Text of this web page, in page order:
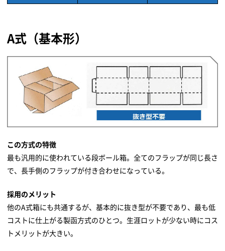
A式（基本形）
この方式の特徴
最も汎用的に使われている段ボール箱。全てのフラップが同じ長さ
で、長手側のフラップが付き合わせになっている。
採用のメリット
他のA式箱にも共通するが、基本的に抜き型が不要であり、最も低
コストに仕上がる製函方式のひとつ。生涯ロットが少ない時にコス
トメリットが大きい。